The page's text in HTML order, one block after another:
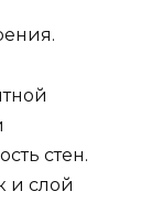
стен.
и слой